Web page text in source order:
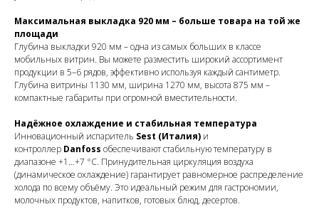
Максимальная выкладка 920 мм – больше товара на той же
площади
Глубина выкладки 920 мм – одна из самых больших в классе
мобильных витрин. Вы можете разместить широкий ассортимент
продукции в 5–6 рядов, эффективно используя каждый сантиметр.
Глубина витрины 1130 мм, ширина 1270 мм, высота 875 мм –
компактные габариты при огромной вместительности.
Надёжное охлаждение и стабильная температура
Инновационный испаритель Sest (Италия) и
контроллер Danfoss обеспечивают стабильную температуру в
диапазоне +1…+7 °C. Принудительная циркуляция воздуха
(динамическое охлаждение) гарантирует равномерное распределение
холода по всему объёму. Это идеальный режим для гастрономии,
молочных продуктов, напитков, готовых блюд, десертов.